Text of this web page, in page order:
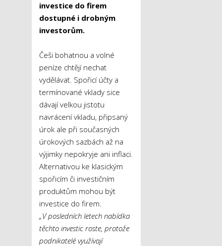
investice do firem
dostupné i drobným
investorům.
Češi bohatnou a volné
peníze chtějí nechat
vydělávat. Spořicí účty a
termínované vklady sice
dávají velkou jistotu
navrácení vkladu, připsaný
úrok ale při současných
úrokových sazbách až na
výjimky nepokryje ani inflaci.
Alternativou ke klasickým
spořicím či investičním
produktům mohou být
investice do firem.
„V posledních letech nabídka
těchto investic roste, protože
podnikatelé využívají